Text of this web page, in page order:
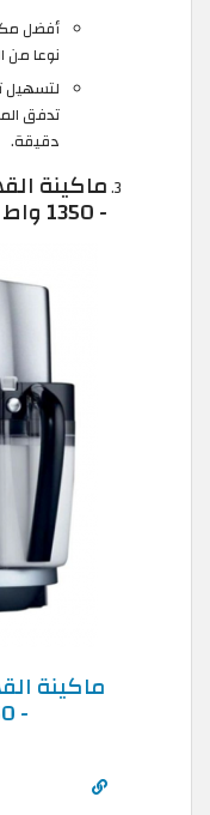
نوعا من
لتسهيل
تدفق
دقيقة.
ماكينة
- 1350 واط ESAM4500
ماكينة
- 1350 واط ESAM4500